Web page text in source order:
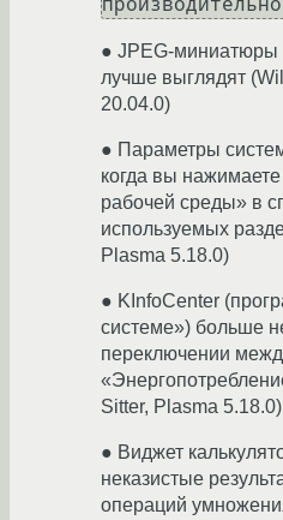
● JPEG-миниатюры
лучше выглядят
20.04.0)
● Параметры
когда вы
рабочей среды» в
используемых
Plasma 5.18.0)
● KInfoCenter
системе») больше
переключении
Sitter, Plasma 5.18.0)
● Виджет
неказистые
операций